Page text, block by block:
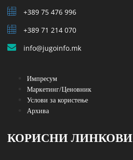
+389 75 476 996
+389 71 214 070
info@jugoinfo.mk
Импресум
Маркетинг/Ценовник
Услови за користење
Архива
КОРИСНИ ЛИНКОВИ